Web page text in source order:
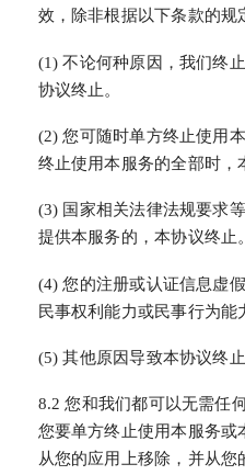
效，除非根据以下条款的规
(1) 不论何种原因，我们终
协议终止。
(2) 您可随时单方终止使用
终止使用本服务的全部时，
(3) 国家相关法律法规要求
提供本服务的，本协议终止。
(4) 您的注册或认证信息虚
民事权利能力或民事行为能
(5) 其他原因导致本协议终止
8.2 您和我们都可以无需任
您要单方终止使用本服务或
从您的应用上移除，并从